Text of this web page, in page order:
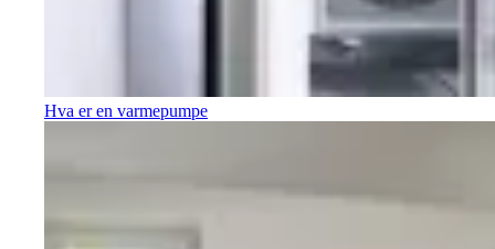
Hva er en varmepumpe